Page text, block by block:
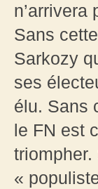
Sans
Sarkozy
ses
élu. Sans
le FN est
triompher.
«